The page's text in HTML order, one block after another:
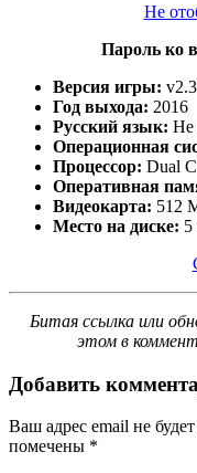
Не
Пароль ко
Версия игры:
Год выхода: 2016
Русский язык: Не
Операционная
Процессор: Dual
Оперативная
Видеокарта: 512
Место на диске: 5
Битая ссылка или
этом в
Добавить
Ваш адрес email не
помечены *